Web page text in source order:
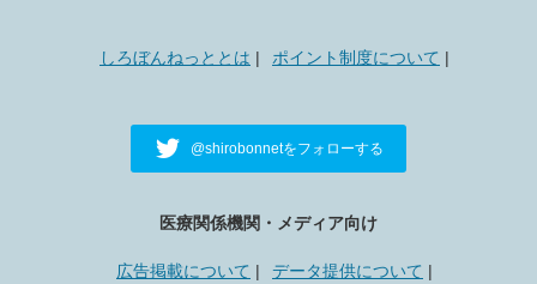
しろぼんねっととは ポイント制度について
@shirobonnetをフォローする
医療関係機関・メディア向け
広告掲載について データ提供について